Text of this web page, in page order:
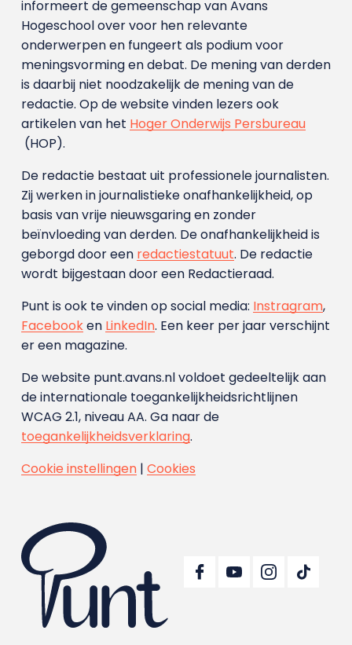
informeert de gemeenschap van Avans
Hogeschool over voor hen relevante
onderwerpen en fungeert als podium voor
meningsvorming en debat. De mening van derden
is daarbij niet noodzakelijk de mening van de
redactie. Op de website vinden lezers ook
artikelen van het Hoger Onderwijs Persbureau
(HOP).
De redactie bestaat uit professionele journalisten.
Zij werken in journalistieke onafhankelijkheid, op
basis van vrije nieuwsgaring en zonder
beïnvloeding van derden. De onafhankelijkheid is
geborgd door een redactiestatuut. De redactie
wordt bijgestaan door een Redactieraad.
Punt is ook te vinden op social media: Instragram,
Facebooken LinkedIn. Een keer per jaar verschijnt
er een magazine.
De website punt.avans.nl voldoet gedeeltelijk aan
de internationale toegankelijkheidsrichtlijnen
WCAG 2.1, niveau AA. Ga naar de
toegankelijkheidsverklaring.
Cookie instellingen| Cookies